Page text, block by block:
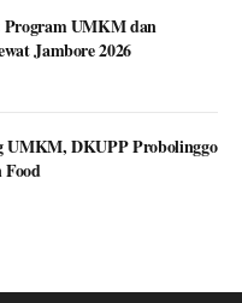
UMKM dan
Jambore 2026
UMKM, DKUPP Probolinggo
Food